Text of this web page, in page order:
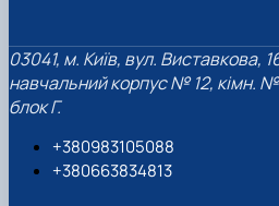
03041, м. Київ, вул. Виставкова,
навчальний корпус № 12, кімн.
блок Г.
+380983105088
+380663834813